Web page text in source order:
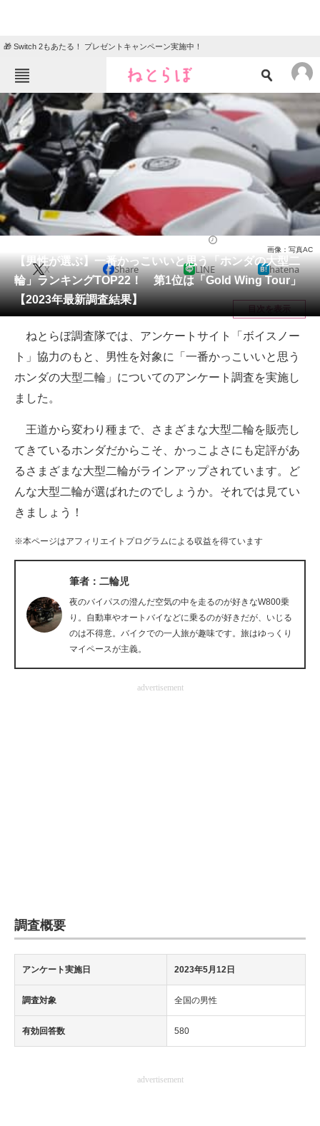
🎁 Switch 2もあたる！ プレゼントキャンペーン実施中！
ねとらぼメニュー
TOP ニュース
エンタメ
グルメ 地域
住まい 教育・育児
動物 リサーチ
会員記事
メディア
注目記事を集めた総合ページ
ITの今と未来を見通す
スマホと通信の最新トレンド
ビジネスと働き方のヒント
マーケ×ITの今がよく分かる
ITエンジニア向け専門サイト
IT製品の技術・比較・事例
【男性が選ぶ】一番かっこいいと思う「ホンダの大型二
輪」ランキングTOP22！ 第1位は「Gold Wing Tour」
【2023年最新調査結果】
画像：写真AC
X Share LINE hatena
目次を表示
ねとらぼ調査隊では、アンケートサイト「ボイスノー
ト」協力のもと、男性を対象に「一番かっこいいと思う
ホンダの大型二輪」についてのアンケート調査を実施し
ました。
王道から変わり種まで、さまざまな大型二輪を販売し
てきているホンダだからこそ、かっこよさにも定評があ
るさまざまな大型二輪がラインアップされています。ど
んな大型二輪が選ばれたのでしょうか。それでは見てい
きましょう！
※本ページはアフィリエイトプログラムによる収益を得ています
筆者：二輪児
夜のバイパスの澄んだ空気の中を走るのが好きなW800乗
り。自動車やオートバイなどに乗るのが好きだが、いじる
のは不得意。バイクでの一人旅が趣味です。旅はゆっくり
マイペースが主義。
advertisement
調査概要
アンケート実施日 2023年5月12日
調査対象 全国の男性
有効回答数 580
advertisement